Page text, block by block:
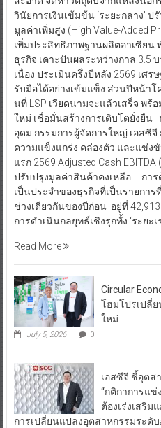
วินัยการเงินเข้มข้น ‘ระยะกลาง’
มูลค่าเพิ่มสูง (High Value-Added
เพิ่มประสิทธิภาพฐานผลิตอาเซียน
ธุรกิจ เคาะปันผลระหว่างกาล
เนื่อง ประเมินครึ่งปีหลัง 2569 เศ
รับมือได้อย่างเข้มแข็ง ส่วนปีหน้าโ
นที่ LSP เวียดนามจะแล้วเสร็จ พ
ใหม่ เชื่อมั่นสร้างการเติบโตยั่งยืน
อุดม กรรมการผู้จัดการใหญ่ เอสซีจี
ความแข็งแกร่ง คล่องตัว และแข่ง
แรก 2569 Adjusted Cash
ปรับปรุงมูลค่าสินค้าคงเหลือ การ
เป็นประจำของธุรกิจที่เป็นรายการ
ช่วงเดียวกันของปีก่อน อยู่ที่
การดำเนินกลยุทธ์เชิงรุกทั้ง ‘ระยะเ
Read More
Circular
โฮมโปรเปลี่ย
ใหม่
July 5, 2026 0
เอสซีจี ชี้อุตส
“กติกาการแข่
ต้องเร่งเสริม
การเปลี่ยนแปลงอุตสาหกรรมระดั